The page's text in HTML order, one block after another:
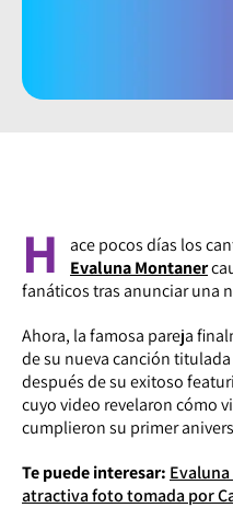
H ace pocos días los
Evaluna Montaner
fanáticos tras anunciar una
Ahora, la famosa pareja
de su nueva canción titulada
después de su exitoso
cuyo video revelaron cómo
cumplieron su primer
Te puede interesar:
atractiva foto tomada por